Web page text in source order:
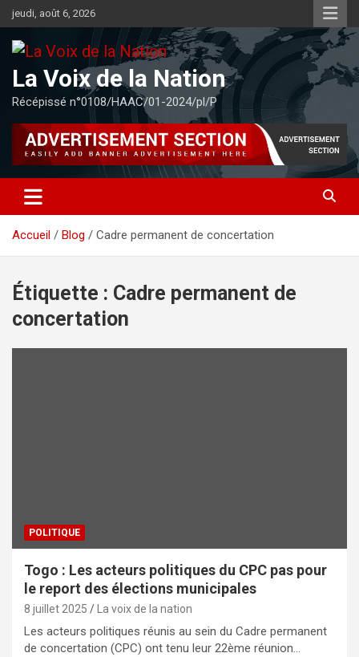
Aller
au
contenu
jeudi, août 6, 2026
La Voix de la Nation
Récépissé n°0108/HAAC/01-2024/pl/P
Accueil Blog Cadre permanent de concertation
Étiquette : Cadre permanent de
concertation
POLITIQUE
Togo : Les acteurs politiques du CPC pas pour
le report des élections municipales
8 juillet 2025 La voix de la nation
Les acteurs politiques réunis au sein du Cadre permanent
de concertation (CPC) ont tenu leur 22ème réunion…